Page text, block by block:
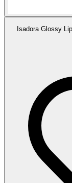
Isadora Glossy